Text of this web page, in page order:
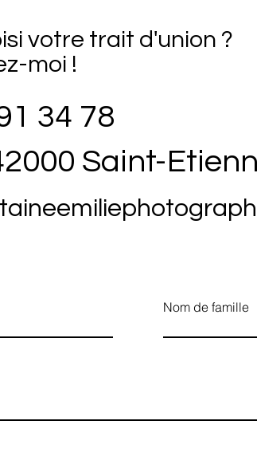
votre trait d'union ?
moi !
34 78
Saint-
Nom de famille